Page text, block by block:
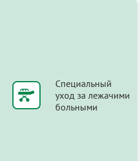
Специальный
уход за лежачими
больными